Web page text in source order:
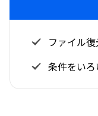
ファイル
条件をい